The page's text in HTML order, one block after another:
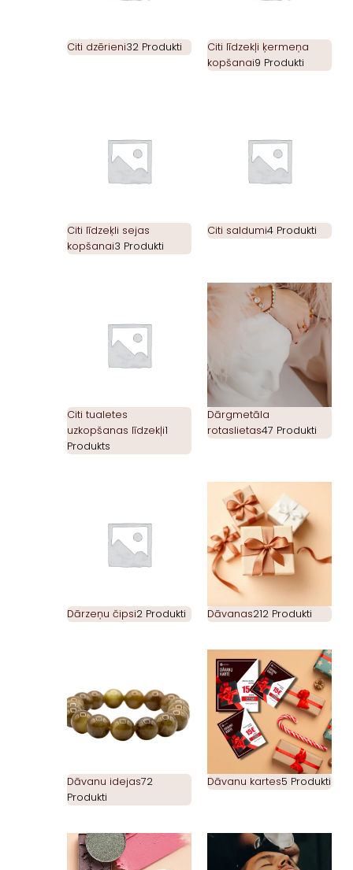
Citi dzērieni32 Produkti
Citi līdzekļi ķermeņa
kopšanai9 Produkti
Citi līdzeķli sejas
kopšanai3 Produkti
Citi saldumi4 Produkti
Citi tualetes
uzkopšanas līdzekļi1
Produkts
Dārgmetāla
rotaslietas47 Produkti
Dārzeņu čipsi2 Produkti Dāvanas212 Produkti
Dāvanu idejas72
Produkti
Dāvanu kartes5 Produkti